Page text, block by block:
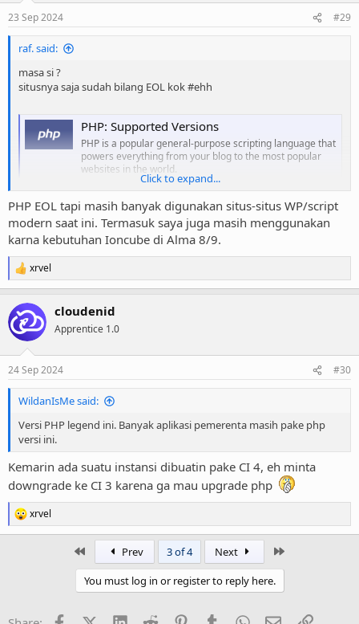
s
:
23 Sep 2024 #29
raf. said:
masa si ?
situsnya saja sudah bilang EOL kok #ehh
PHP: Supported Versions
PHP is a popular general-purpose scripting language that
powers everything from your blog to the most popular
websites in the world.
www.php.net
PHP: Unsupported Branches
PHP is a popular general-purpose scripting language that
powers everything from your blog to the most popular
websites in the world.
Click to expand...
PHP EOL tapi masih banyak digunakan situs-situs WP/script
modern saat ini. Termasuk saya juga masih menggunakan
karna kebutuhan Ioncube di Alma 8/9.
R
e
c
t
i
s
:
xrvel
cloudenid
Apprentice 1.0
24 Sep 2024 #30
WildanIsMe said:
Versi PHP legend ini. Banyak aplikasi pemerenta masih pake php
versi ini.
Kemarin ada suatu instansi dibuatin pake CI 4, eh minta
downgrade ke CI 3 karena ga mau upgrade php
R
e
xrvel
Prev 3 of 4 Next
You must log in or register to reply here.
FacebookX (Twitter)
LinkedInReddit PinterestTumblrWhatsApp
EmailLink